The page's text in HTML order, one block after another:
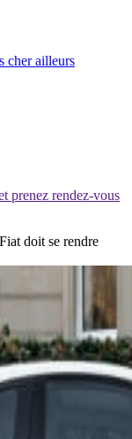
cher ailleurs
prenez rendez-vous
doit se rendre